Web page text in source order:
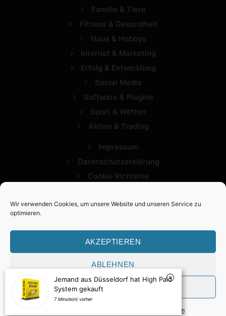
Wir verwenden Cookies, um unsere Website und unseren Service zu
optimieren.
AKZEPTIEREN
ABLEHNEN
VORLIEBEN
Impressum
Familie & Tiere
Fitness & Gesundheit
Haus & Hobbys
Internet & Marketing
Erfolg & Entwicklung
Social Media
Software & Plugins
Sport & Wetten
Aktien & Trading
Impressum
Datenschutzerklärung
Cookie Richtlinie
2026 Expertview. Alle Rechte vorbehalten.
Jemand aus Düsseldorf hat High Paid
System gekauft
7 Minute(n) vorher